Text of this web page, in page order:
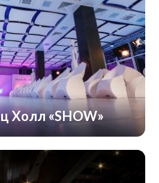
Холл «SHOW»